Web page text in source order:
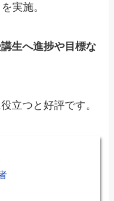
実施。
生へ進捗や目標な
立つと好評です。